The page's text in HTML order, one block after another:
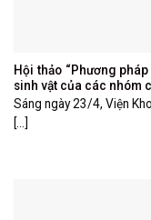
Hội thảo “Phương
sinh vật của các nhóm
Sáng ngày 23/4, Viện
[...]